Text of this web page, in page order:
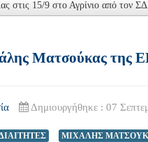
στις 15/9 στο Αγρίνιο από τον
Ματσούκας της
Δημιουργήθηκε : 07
ΜΙΧΑΛΗΣ